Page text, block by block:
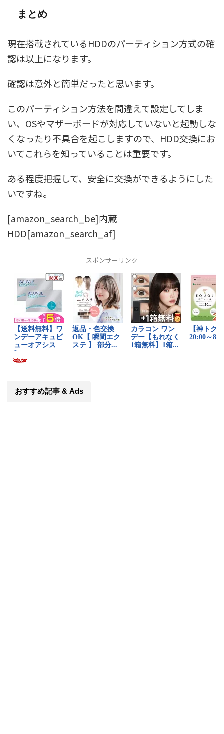
まとめ
現在搭載されているHDDのパーティション方式の確
認は以上になります。
確認は意外と簡単だったと思います。
このパーティション方法を間違えて設定してしま
い、OSやマザーボードが対応していないと起動しな
くなったり不具合を起こしますので、HDD交換にお
いてこれらを知っていることは重要です。
ある程度把握して、安全に交換ができるようにした
いですね。
[amazon_search_be]内蔵
HDD[amazon_search_af]
スポンサーリンク
おすすめ記事 & Ads